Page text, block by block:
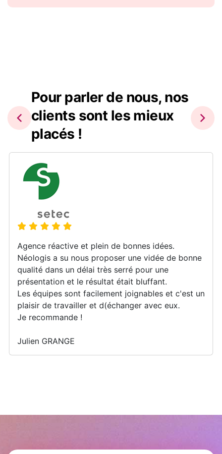
Pour parler de nous, nos
clients sont les mieux
placés !
Agence réactive et plein de bonnes idées.
Néologis a su nous proposer une vidée de bonne
qualité dans un délai très serré pour une
présentation et le résultat était bluffant.
Les équipes sont facilement joignables et c'est un
plaisir de travailler et d(échanger avec eux.
Je recommande !
Julien GRANGE